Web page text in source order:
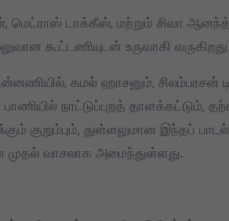
மெட்ராஸ் டாக்கீஸ், மற்றும் சிவா
கூட்டணியுடன் உருவாகி வருகிறது.
கமல் ஹாசனும், சிலம்பரசன்
நாட்டுப்புறத் தாளக்கட்டும்,
குறும்பும், துள்ளலுமான இந்தப்
வாசலாக அமைந்துள்ளது.
மய்யம் கட்சியின் உறுதி.
பேட்டரி டார்ச் என்பது
எங்களுக்கு வெறும்
சின்னமல்ல. அது
எங்களின் அடையாளம்.
எந்த ஆதாயமும் இன்றி
என்னோடு பயணிக்கும்